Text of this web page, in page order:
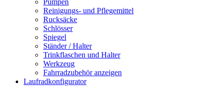
Pumpen
Reinigungs- und Pflegemittel
Rucksäcke
Schlösser
Spiegel
Ständer / Halter
Trinkflaschen und Halter
Werkzeug
Fahrradzubehör anzeigen
Laufradkonfigurator